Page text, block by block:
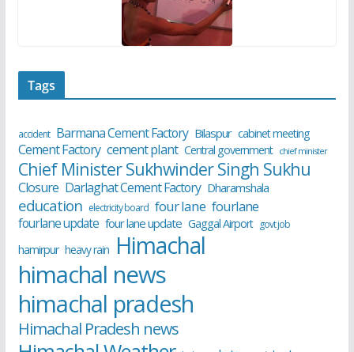
Tags
accident Barmana Cement Factory Bilaspur cabinet meeting
Cement Factory cement plant Central government chief minister
Chief Minister Sukhwinder Singh Sukhu
Closure Darlaghat Cement Factory Dharamshala
education electricity board four lane fourlane
fourlane update four lane update Gaggal Airport govt job
hamirpur heavy rain Himachal
himachal news
himachal pradesh
Himachal Pradesh news